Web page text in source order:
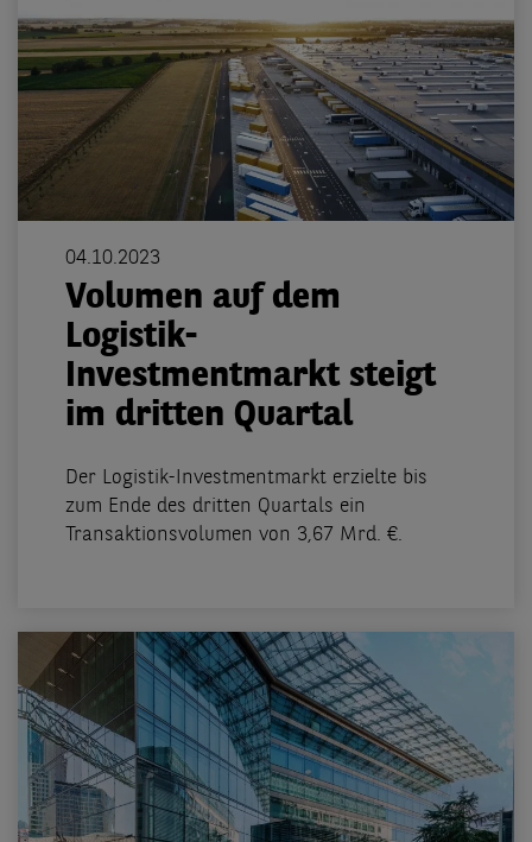
04.10.2023
Volumen auf dem
Logistik-
Investmentmarkt steigt
im dritten Quartal
Der Logistik-Investmentmarkt erzielte bis
zum Ende des dritten Quartals ein
Transaktionsvolumen von 3,67 Mrd. €.